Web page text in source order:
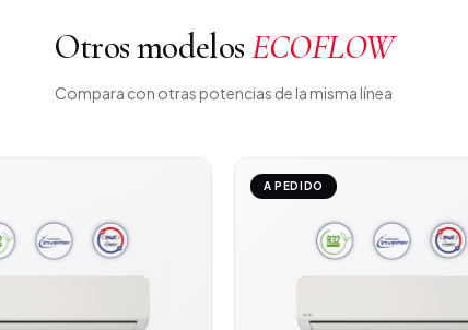
Otros modelosECOFLOW
Compara con otras potencias de la misma línea
A PEDIDO